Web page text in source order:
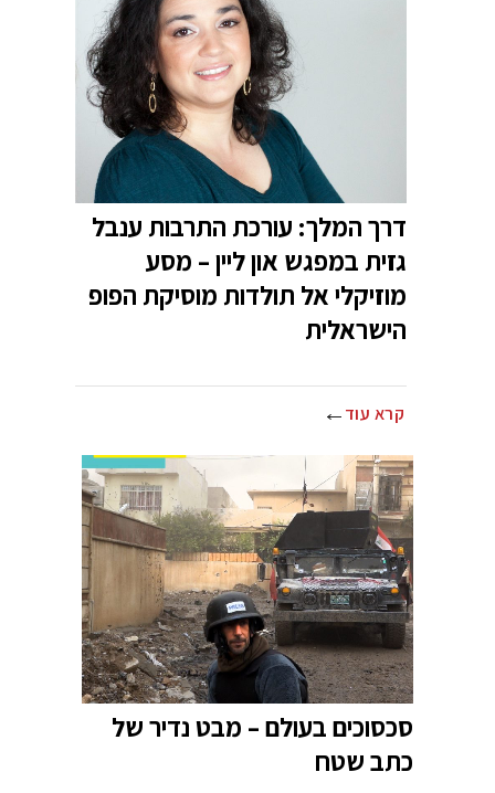
דרך המלך: עורכת התרבות ענבל
גזית במפגש און ליין – מסע
מוזיקלי אל תולדות מוסיקת הפופ
הישראלית
קרא עוד
סכסוכים בעולם – מבט נדיר של
כתב שטח